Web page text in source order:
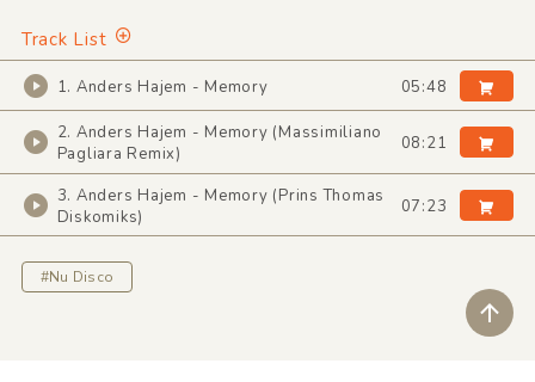
Track List
1. Anders Hajem - Memory 05:48
2. Anders Hajem - Memory (Massimiliano
Pagliara Remix)
08:21
3. Anders Hajem - Memory (Prins Thomas
Diskomiks)
07:23
#Nu Disco